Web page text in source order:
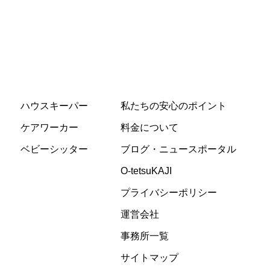
ハウスキーパー
ケアワーカー
ベビーシッター
私たちの安心のポイント
料金について
ブログ・ニュースポータル
O-tetsuKAJI
プライバシーポリシー
運営会社
事務所一覧
サイトマップ